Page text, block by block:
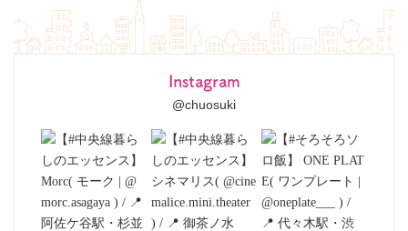
Instagram
@chuosuki